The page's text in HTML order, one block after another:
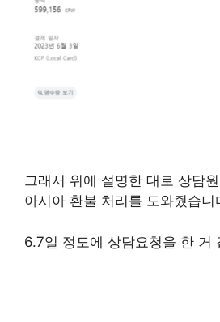
그래서 위에 설명한 대로 상담
아시아 환불 처리를 도와줬습니
6.7일 정도에 상담요청을 한 거